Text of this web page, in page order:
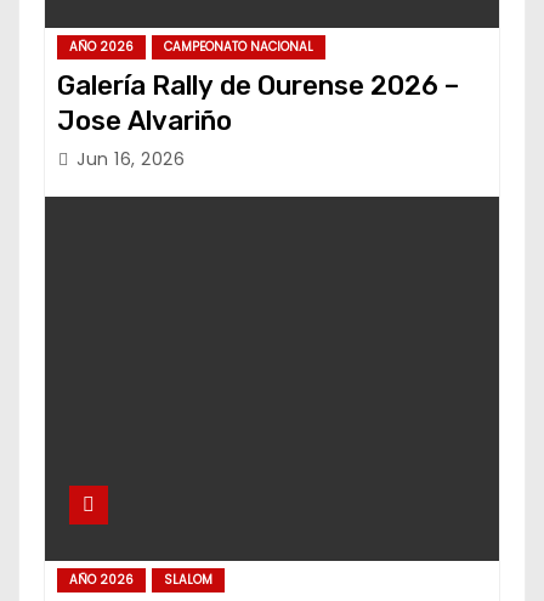
AÑO 2026 CAMPEONATO NACIONAL
Galería Rally de Ourense 2026 –
Jose Alvariño
Jun 16, 2026
AÑO 2026 SLALOM